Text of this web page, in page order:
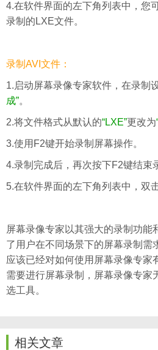
4.在软件界面的左下角列表中，您
录制的LXE文件。
录制AVI文件：
1.启动屏幕录像专家软件，在录制
成”。
2.将文件格式从默认的“LXE”更改为
3.使用F2键开始录制屏幕操作。
4.录制完成后，再次按下F2键结束
5.在软件界面的左下角列表中，双
屏幕录像专家以其强大的录制功能
了用户在不同场景下的屏幕录制需
应该已经对如何使用屏幕录像专家
需要进行屏幕录制，屏幕录像专家
选工具。
相关文章